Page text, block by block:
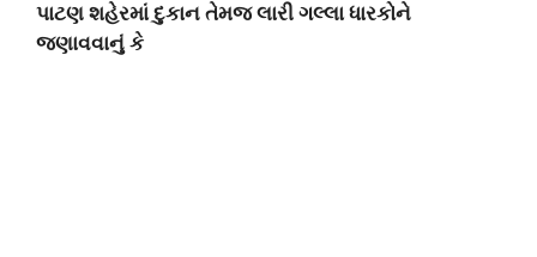
પાટણ શહેરમાં દુકાન તેમજ લારી ગલ્લા ધારકોને
જણાવવાનું કે